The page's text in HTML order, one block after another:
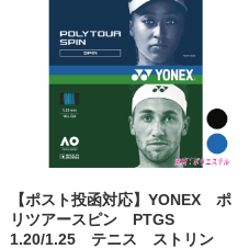
【ポスト投函対応】YONEX ポ
リツアースピン PTGS
1.20/1.25 テニス ストリン